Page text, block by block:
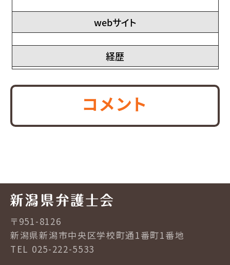
webサイト
経歴
コメント
〒951-8126
新潟県新潟市中央区学校町通1番町1番地
TEL 025-222-5533